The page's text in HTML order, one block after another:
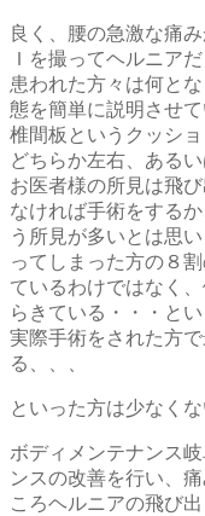
良く、腰の急激な痛
Ｉを撮ってヘルニア
患われた方々は何と
態を簡単に説明させ
椎間板というクッシ
どちらか左右、ある
お医者様の所見は飛
なければ手術をする
う所見が多いとは思
ってしまった方の８
ているわけではなく
らきている・・・と
実際手術をされた方
る、、、
といった方は少なく
ボディメンテナンス
ンスの改善を行い、
ころヘルニアの飛び